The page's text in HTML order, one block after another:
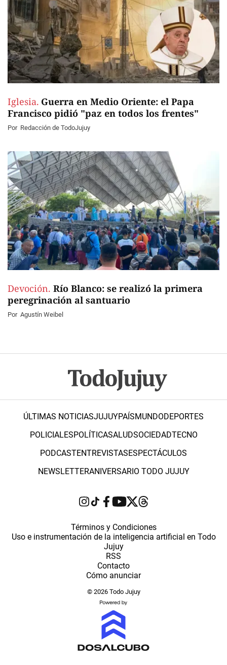
Iglesia. Guerra en Medio Oriente: el Papa
Francisco pidió "paz en todos los frentes"
Por Redacción de TodoJujuy
Devoción. Río Blanco: se realizó la primera
peregrinación al santuario
Por Agustín Weibel
ÚLTIMAS NOTICIASJUJUYPAÍSMUNDODEPORTES
POLICIALESPOLÍTICASALUDSOCIEDADTECNO
PODCASTENTREVISTASESPECTÁCULOS
NEWSLETTERANIVERSARIO TODO JUJUY
Términos y Condiciones
Uso e instrumentación de la inteligencia artificial en Todo
Jujuy
RSS
Contacto
Cómo anunciar
© 2026 Todo Jujuy